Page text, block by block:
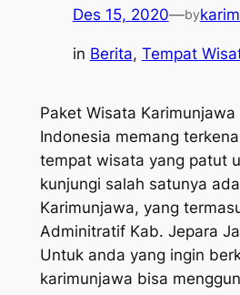
Des 15, 2020—by
in Berita, Tempat
Paket Wisata
Indonesia memang
tempat wisata yang patut
kunjungi salah satunya
Karimunjawa, yang
Adminitratif Kab. Jepara
Untuk anda yang ingin
karimunjawa bisa